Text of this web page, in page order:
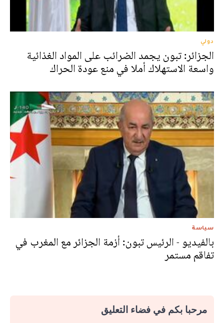
دولي
الجزائر: تبون يجمد الضرائب على المواد الغذائية
واسعة الاستهلاك أملا في منع عودة الحراك
سياسة
بالفيديو - الرئيس تبون: أزمة الجزائر مع المغرب في
تفاقم مستمر
مرحبا بكم في فضاء التعليق